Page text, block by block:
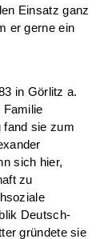
Einsatz ganz
er gerne ein
in Görlitz a.
Familie
fand sie zum
sich hier,
zu
Deutsch-
gründete sie